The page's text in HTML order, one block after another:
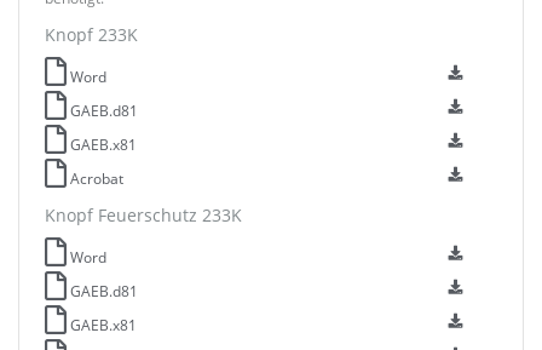
Knopf 233K
Word
GAEB.d81
GAEB.x81
Acrobat
Knopf Feuerschutz 233K
Word
GAEB.d81
GAEB.x81